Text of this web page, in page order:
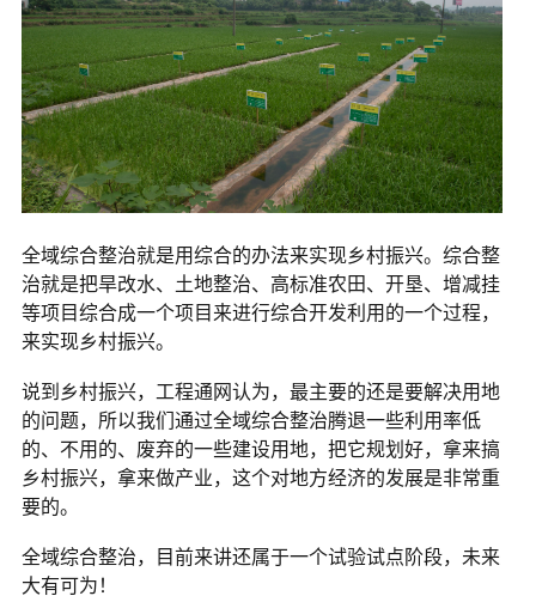
全域综合整治就是用综合的办法来实现乡村振兴。综合整
治就是把旱改水、土地整治、高标准农田、开垦、增减挂
等项目综合成一个项目来进行综合开发利用的一个过程，
来实现乡村振兴。
说到乡村振兴，工程通网认为，最主要的还是要解决用地
的问题，所以我们通过全域综合整治腾退一些利用率低
的、不用的、废弃的一些建设用地，把它规划好，拿来搞
乡村振兴，拿来做产业，这个对地方经济的发展是非常重
要的。
全域综合整治，目前来讲还属于一个试验试点阶段，未来
大有可为！